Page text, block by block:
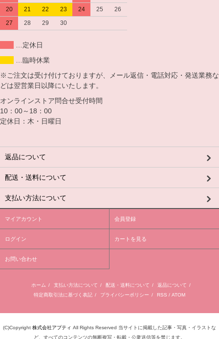
20
21 22 23 24 25
26
27
28 29 30
…定休日
…臨時休業
※ご注文は受け付けておりますが、メール返信・電話対応・発送業務な
どは翌営業日以降にいたします。
オンラインストア問合せ受付時間
10：00～18：00
定休日：木・日曜日
返品について
配送・送料について
支払い方法について
マイアカウント 会員登録
ログイン カートを見る
お問い合わせ
ホーム / 支払い方法について / 配送・送料について / 返品について /
特定商取引法に基づく表記 / プライバシーポリシー / RSS / ATOM
(C)Copyright 株式会社アプティ All Rights Reserved 当サイトに掲載した記事・写真・イラストな
ど、すべてのコンテンツの無断複写・転載・公衆送信等を禁じます。